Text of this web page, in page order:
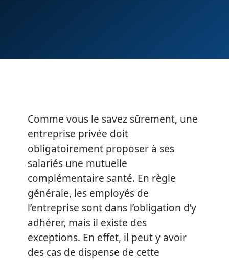
Comme vous le savez sûrement, une
entreprise privée doit
obligatoirement proposer à ses
salariés une mutuelle
complémentaire santé. En règle
générale, les employés de
l’entreprise sont dans l’obligation d’y
adhérer, mais il existe des
exceptions. En effet, il peut y avoir
des cas de dispense de cette